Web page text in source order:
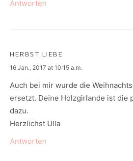
Antworten
HERBST LIEBE
says:
16 Jan., 2017 at 10:15 a.m.
Auch bei mir wurde die
ersetzt. Deine Holzgirlande ist die
dazu.
Herzlichst Ulla
Antworten